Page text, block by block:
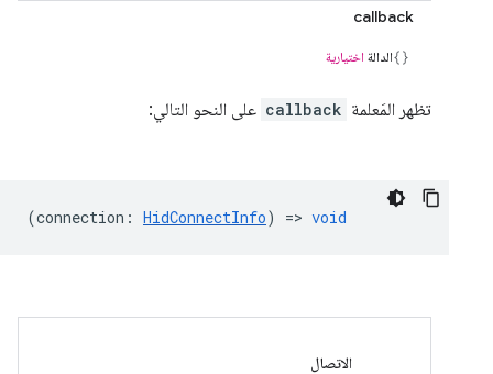
callback
الدالة اختيارية
تظهر المَعلمة callback على النحو التالي:
(connection : HidConnectInfo) => void
الاتصال